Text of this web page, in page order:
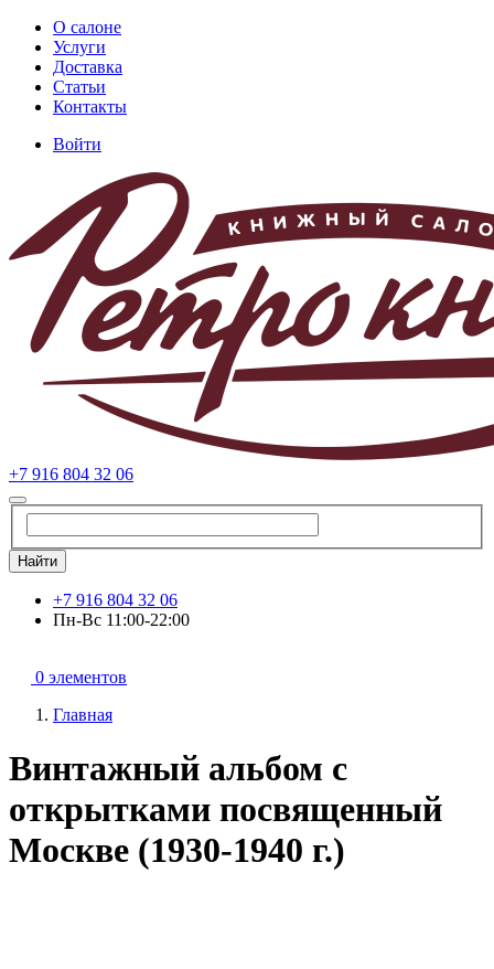
Перейти
основному
содержанию
Основная
навигация
О салоне
Услуги
Доставка
Статьи
Контакты
учётной
записи
пользователя
Войти
+7 916 804 32 06
Найти
+7 916 804 32 06
Пн-Вс 11:00-22:00
0 элементов
Главная
Винтажный альбом с
открытками посвященный
Москве (1930-1940 г.)